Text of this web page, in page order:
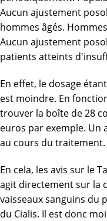
Aucun ajustement
hommes âgés.
Aucun ajustement
patients atteints
En effet, le dosage
est moindre. En
trouver la boîte de 28
euros par exemple. Un
au cours du traitement.
En cela, les avis sur le
agit directement sur la
vaisseaux sanguins du
du Cialis. Il est donc